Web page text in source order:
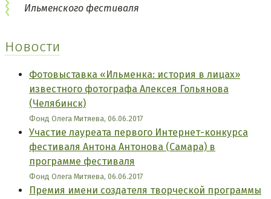
Ильменского фестиваля
Новости
Фотовыставка «Ильменка: история в лицах»
известного фотографа Алексея Гольянова
(Челябинск)
Фонд Олега Митяева, 06.06.2017
Участие лауреата первого Интернет-конкурса
фестиваля Антона Антонова (Самара) в
программе фестиваля
Фонд Олега Митяева, 06.06.2017
Премия имени создателя творческой программы